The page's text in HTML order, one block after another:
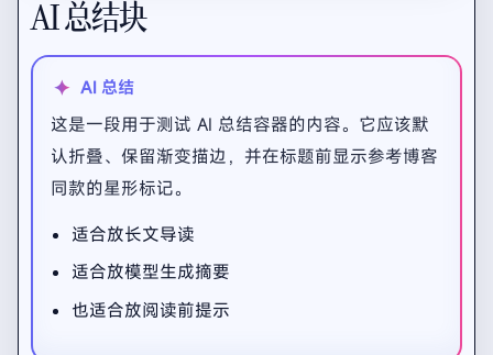
AI 总结块
AI 总结
这是一段用于测试 AI 总结容器的内容。它应该默
认折叠、保留渐变描边，并在标题前显示参考博客
同款的星形标记。
适合放长文导读
适合放模型生成摘要
也适合放阅读前提示